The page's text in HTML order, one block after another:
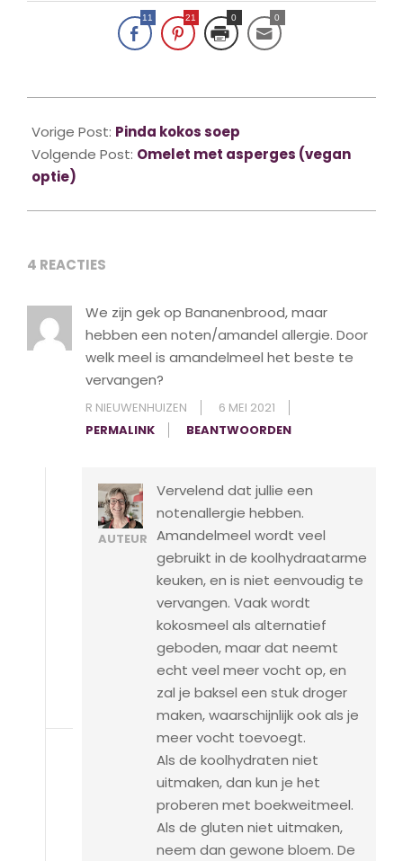
11 21 0 0
06-
03
Vorige Post: Pinda kokos soep
Volgende Post: Omelet met asperges (vegan
optie)
4 REACTIES
We zijn gek op Bananenbrood, maar
hebben een noten/amandel allergie. Door
welk meel is amandelmeel het beste te
vervangen?
R NIEUWENHUIZEN
6 MEI 2021
PERMALINK
BEANTWOORDEN
AUTEUR
Vervelend dat jullie een
notenallergie hebben.
Amandelmeel wordt veel
gebruikt in de koolhydraatarme
keuken, en is niet eenvoudig te
vervangen. Vaak wordt
kokosmeel als alternatief
geboden, maar dat neemt
echt veel meer vocht op, en
zal je baksel een stuk droger
maken, waarschijnlijk ook als je
meer vocht toevoegt.
Als de koolhydraten niet
uitmaken, dan kun je het
proberen met boekweitmeel.
Als de gluten niet uitmaken,
neem dan gewone bloem. De